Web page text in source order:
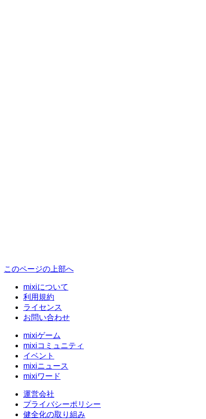
このページの上部へ
mixiについて
利用規約
ライセンス
お問い合わせ
mixiゲーム
mixiコミュニティ
イベント
mixiニュース
mixiワード
運営会社
プライバシーポリシー
健全化の取り組み